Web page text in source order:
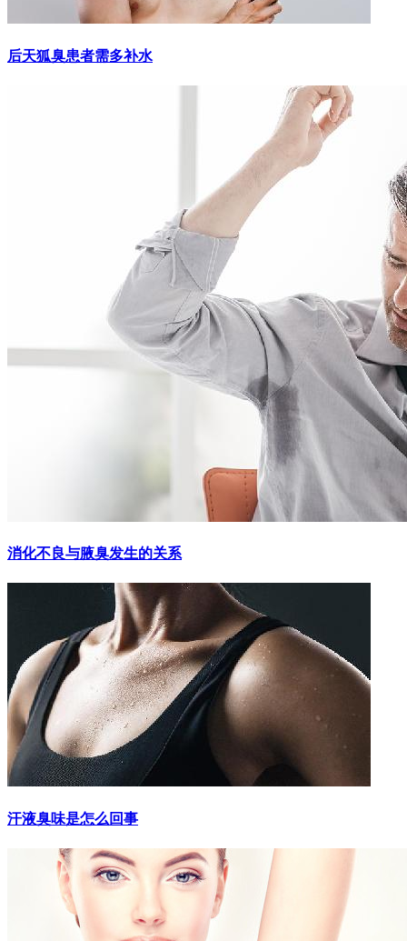
后天狐臭患者需多补水
消化不良与腋臭发生的关系
汗液臭味是怎么回事